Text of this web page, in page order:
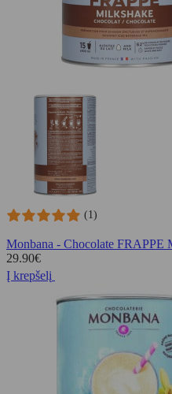
(1)
Monbana - Chocolate FRAPPE
29.90€
Į krepšelį